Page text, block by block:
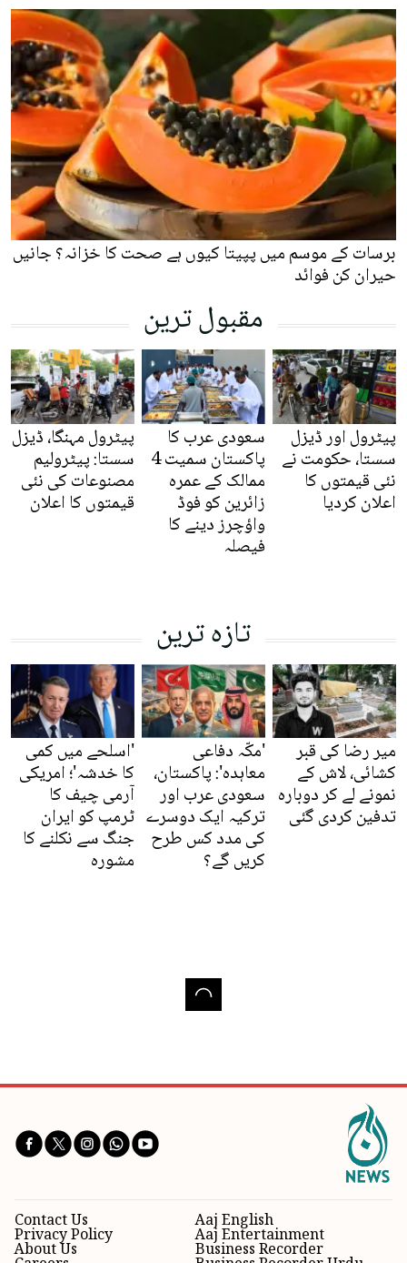
برسات کے موسم میں پپیتا کیوں ہے صحت کا خزانہ؟ جانیں
حیران کن فوائد
مقبول ترین
پیٹرول اور ڈیزل
سستا، حکومت نے
نئی قیمتوں کا
اعلان کردیا
سعودی عرب کا
پاکستان سمیت 4
ممالک کے عمرہ
زائرین کو فوڈ
واؤچرز دینے کا
فیصلہ
پیٹرول مہنگا، ڈیزل
سستا: پیٹرولیم
مصنوعات کی نئی
قیمتوں کا اعلان
تازہ ترین
میر رضا کی قبر
کشائی، لاش کے
نمونے لے کر دوبارہ
تدفین کردی گئی
'مکّہ دفاعی
معاہدہ': پاکستان،
سعودی عرب اور
ترکیہ ایک دوسرے
کی مدد کس طرح
کریں گے؟
'اسلحے میں کمی
کا خدشہ'؛ امریکی
آرمی چیف کا
ٹرمپ کو ایران
جنگ سے نکلنے کا
مشورہ
Aaj English
Aaj Entertainment
Business Recorder
Contact Us
Privacy Policy
About Us